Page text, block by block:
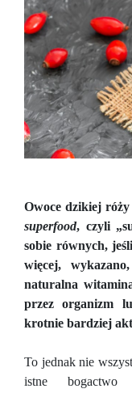
Owoce dzikiej róży
superfood, czyli
sobie równych,
więcej,
naturalna
przez organizm
krotnie bardziej
To jednak nie
istne